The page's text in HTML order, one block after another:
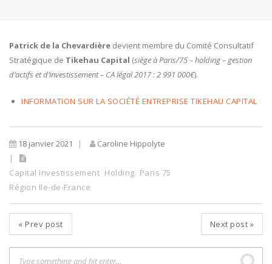
Patrick de la Chevardière devient membre du Comité Consultatif
Stratégique de Tikehau Capital (siège à Paris/75 – holding – gestion
d’actifs et d’investissement – CA légal 2017 : 2 991 000€).
INFORMATION SUR LA SOCIÉTÉ ENTREPRISE TIKEHAU CAPITAL
18 janvier 2021 Caroline Hippolyte
Capital Investissement Holding Paris 75
Région Ile-de-France
« Prev post Next post »